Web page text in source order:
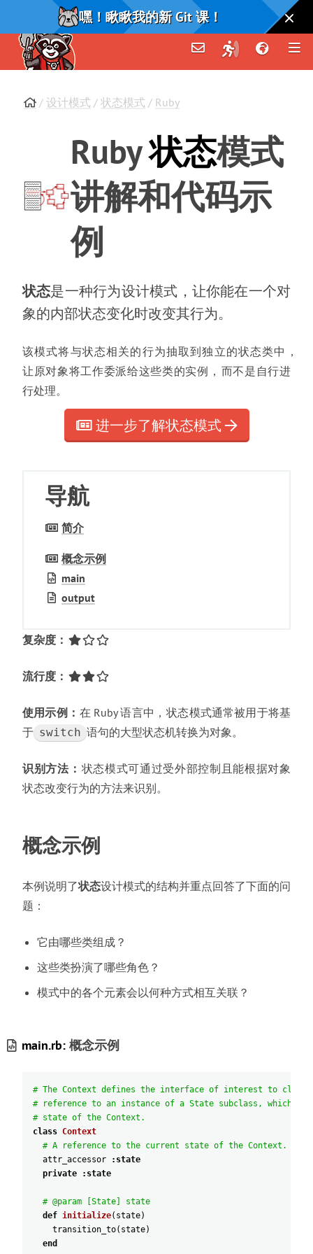
嘿！瞅瞅我的新 Git 课！
/ 设计模式 / 状态模式 / Ruby
Ruby状态模式
讲解和代码示
例
状态是一种行为设计模式
让你能在一个对
象的内部状态变化时改变其行为。
该模式将与状态相关的行为抽取到独立的状态类中
让原对象将工作委派给这些类的实例
而不是自行进
行处理。
进一步了解状态模式
导航
简介
概念示例
main
output
复杂度
流行度
使用示例 在 Ruby 语言中
状态模式通常被用于将基
于 switch 语句的大型状态机转换为对象。
识别方法：
状态模式可通过受外部控制且能根据对象
状态改变行为的方法来识别。
概念示例
本例说明了状态设计模式的结构并重点回答了下面的问
题
它由哪些类组成 ？
这些类扮演了哪些角色 ？
模式中的各个元素会以何种方式相互关联 ？
main.rb:概念示例
# The Context defines the interface of interest to
# reference to an instance of a State subclass, which
# state of the Context.
class Context
# A reference to the current state of the Context.
attr_accessor
:state
private
:state
# @param [State] state
def initialize( state)
transition_to( state)
end